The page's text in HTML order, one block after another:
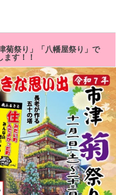
菊祭り」「八幡屋祭り」で
ます！！